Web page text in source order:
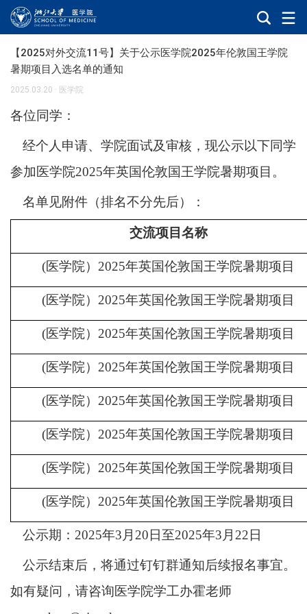
【2025对外交流11号】关于公示医学院2025年伦敦国王学院
暑期项目入选名单的通知
2025.03.20 · 医学院
各位同学：
经个人申请、学院面试及审核，现公示以下同学
参加医学院2025年英国伦敦国王学院暑期项目。
名单见附件（排名不分先后）：
交流项目名称
(医学院）2025年英国伦敦国王学院暑期项目
(医学院）2025年英国伦敦国王学院暑期项目
(医学院）2025年英国伦敦国王学院暑期项目
(医学院）2025年英国伦敦国王学院暑期项目
(医学院）2025年英国伦敦国王学院暑期项目
(医学院）2025年英国伦敦国王学院暑期项目
(医学院）2025年英国伦敦国王学院暑期项目
(医学院）2025年英国伦敦国王学院暑期项目
公示期： 2025年3月20日至2025年3月22日
公示结束后，将通过钉钉群通知后续报名事宜。
如有疑问，请咨询医学院学工办霍老师